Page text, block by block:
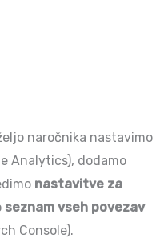
naročnika nastavimo
Analytics), dodamo
nastavitve za
seznam vseh povezav
Console).